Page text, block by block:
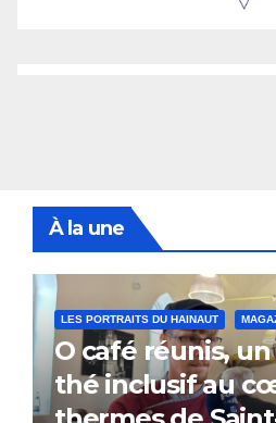
À la une
LES PORTRAITS DU HAINAUT
O café réunis,
thé inclusif au